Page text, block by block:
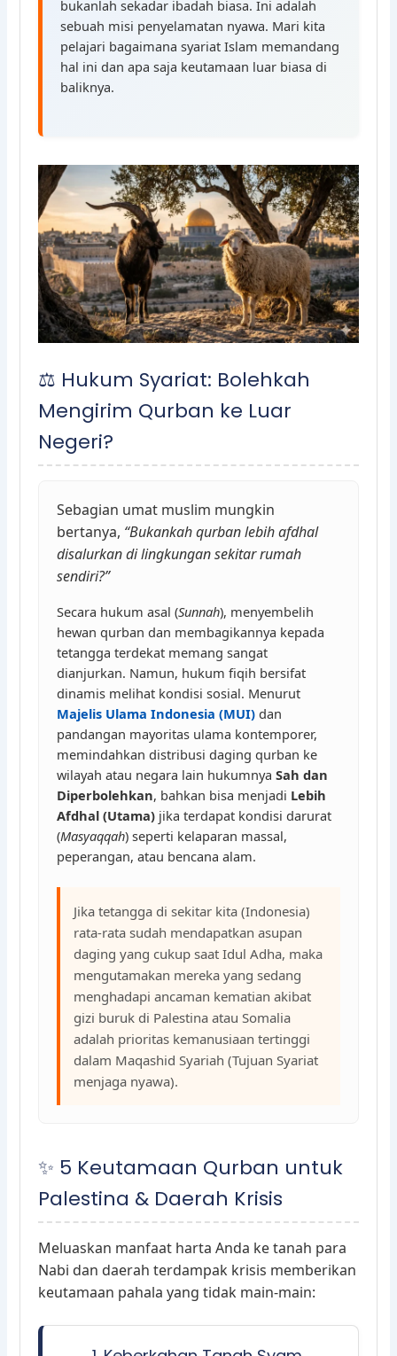
bukanlah sekadar ibadah biasa. Ini adalah
sebuah misi penyelamatan nyawa. Mari kita
pelajari bagaimana syariat Islam memandang
hal ini dan apa saja keutamaan luar biasa di
baliknya.
⚖️ Hukum Syariat: Bolehkah
Mengirim Qurban ke Luar
Negeri?
Sebagian umat muslim mungkin
bertanya, “Bukankah qurban lebih afdhal
disalurkan di lingkungan sekitar rumah
sendiri?”
Secara hukum asal (Sunnah), menyembelih
hewan qurban dan membagikannya kepada
tetangga terdekat memang sangat
dianjurkan. Namun, hukum fiqih bersifat
dinamis melihat kondisi sosial. Menurut
Majelis Ulama Indonesia (MUI) dan
pandangan mayoritas ulama kontemporer,
memindahkan distribusi daging qurban ke
wilayah atau negara lain hukumnyaSah dan
Diperbolehkan, bahkan bisa menjadi Lebih
Afdhal (Utama) jika terdapat kondisi darurat
(Masyaqqah) seperti kelaparan massal,
peperangan, atau bencana alam.
Jika tetangga di sekitar kita (Indonesia)
rata-rata sudah mendapatkan asupan
daging yang cukup saat Idul Adha, maka
mengutamakan mereka yang sedang
menghadapi ancaman kematian akibat
gizi buruk di Palestina atau Somalia
adalah prioritas kemanusiaan tertinggi
dalam Maqashid Syariah (Tujuan Syariat
menjaga nyawa).
✨ 5 Keutamaan Qurban untuk
Palestina & Daerah Krisis
Meluaskan manfaat harta Anda ke tanah para
Nabi dan daerah terdampak krisis memberikan
keutamaan pahala yang tidak main-main: